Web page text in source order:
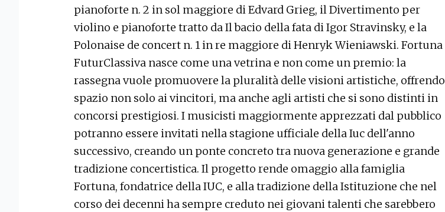
pianoforte n. 2 in sol maggiore di Edvard Grieg, il Divertimento per
violino e pianoforte tratto da Il bacio della fata di Igor Stravinsky, e la
Polonaise de concert n. 1 in re maggiore di Henryk Wieniawski. Fortuna
FuturClassiva nasce come una vetrina e non come un premio: la
rassegna vuole promuovere la pluralità delle visioni artistiche, offrendo
spazio non solo ai vincitori, ma anche agli artisti che si sono distinti in
concorsi prestigiosi. I musicisti maggiormente apprezzati dal pubblico
potranno essere invitati nella stagione ufficiale della Iuc dell'anno
successivo, creando un ponte concreto tra nuova generazione e grande
tradizione concertistica. Il progetto rende omaggio alla famiglia
Fortuna, fondatrice della IUC, e alla tradizione della Istituzione che nel
corso dei decenni ha sempre creduto nei giovani talenti che sarebbero